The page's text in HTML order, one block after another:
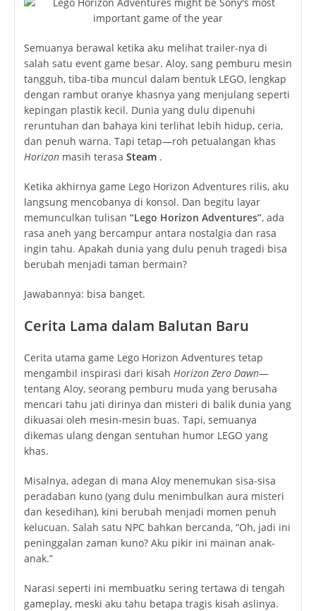
Semuanya berawal ketika aku melihat trailer-nya di
salah satu event game besar. Aloy, sang pemburu mesin
tangguh, tiba-tiba muncul dalam bentuk LEGO, lengkap
dengan rambut oranye khasnya yang menjulang seperti
kepingan plastik kecil. Dunia yang dulu dipenuhi
reruntuhan dan bahaya kini terlihat lebih hidup, ceria,
dan penuh warna. Tapi tetap—roh petualangan khas
Horizonmasih terasa Steam.
Ketika akhirnya game Lego Horizon Adventures rilis, aku
langsung mencobanya di konsol. Dan begitu layar
memunculkan tulisan “Lego Horizon Adventures”, ada
rasa aneh yang bercampur antara nostalgia dan rasa
ingin tahu. Apakah dunia yang dulu penuh tragedi bisa
berubah menjadi taman bermain?
Jawabannya: bisa banget.
Cerita Lama dalam Balutan Baru
Cerita utama game Lego Horizon Adventures tetap
mengambil inspirasi dari kisah Horizon Zero Dawn—
tentang Aloy, seorang pemburu muda yang berusaha
mencari tahu jati dirinya dan misteri di balik dunia yang
dikuasai oleh mesin-mesin buas. Tapi, semuanya
dikemas ulang dengan sentuhan humor LEGO yang
khas.
Misalnya, adegan di mana Aloy menemukan sisa-sisa
peradaban kuno (yang dulu menimbulkan aura misteri
dan kesedihan), kini berubah menjadi momen penuh
kelucuan. Salah satu NPC bahkan bercanda, “Oh, jadi ini
peninggalan zaman kuno? Aku pikir ini mainan anak-
anak.”
Narasi seperti ini membuatku sering tertawa di tengah
gameplay, meski aku tahu betapa tragis kisah aslinya.